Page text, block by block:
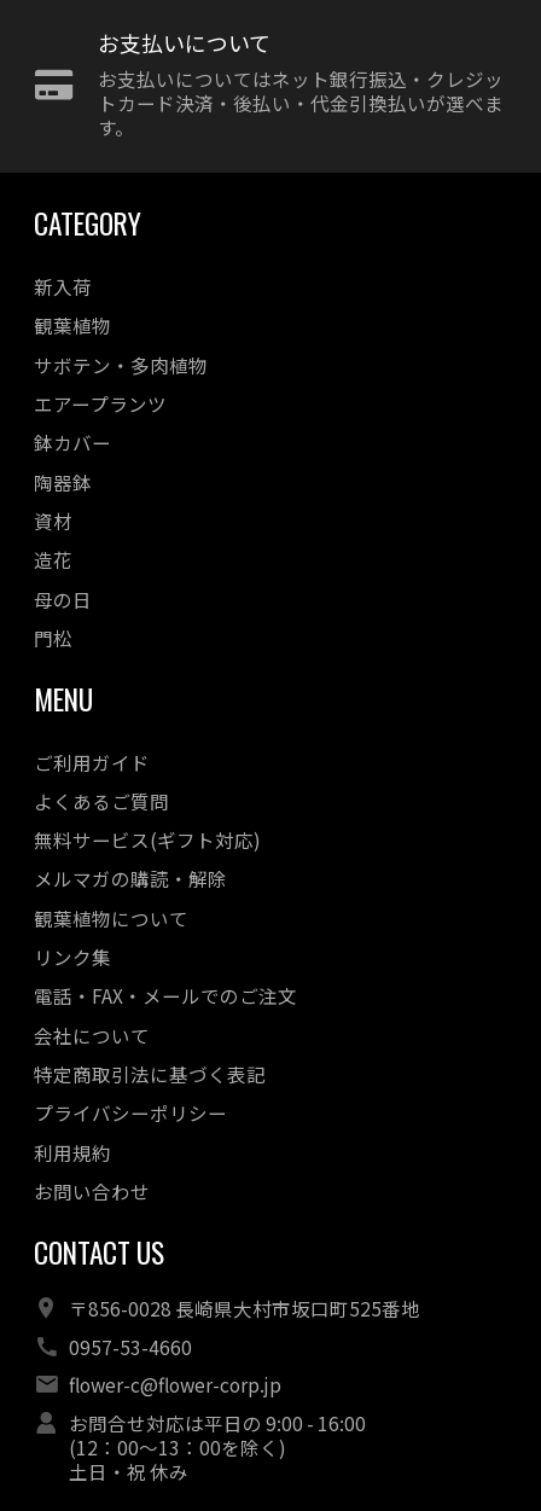
お支払いについて
お支払いについてはネット銀行振込・クレジッ
トカード決済・後払い・代金引換払いが選べま
す。
CATEGORY
新入荷
観葉植物
サボテン・多肉植物
エアープランツ
鉢カバー
陶器鉢
資材
造花
母の日
門松
MENU
ご利用ガイド
よくあるご質問
無料サービス(ギフト対応)
メルマガの購読・解除
観葉植物について
リンク集
電話・FAX・メールでのご注文
会社について
特定商取引法に基づく表記
プライバシーポリシー
利用規約
お問い合わせ
CONTACT US
〒856-0028 長崎県大村市坂口町525番地
0957-53-4660
flower-c@flower-corp.jp
お問合せ対応は平日の 9:00 - 16:00
(12：00～13：00を除く)
土日・祝 休み